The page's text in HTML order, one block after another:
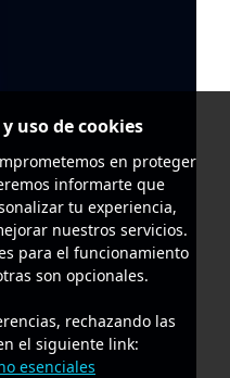
uso de cookies
en proteger
informarte que
tu experiencia,
nuestros servicios.
para el funcionamiento
son opcionales.
rechazando las
el siguiente link:
esenciales